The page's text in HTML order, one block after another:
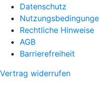
Datenschutz
Rechtliche Hinweise
AGB
Barrierefreiheit
Vertrag widerrufen